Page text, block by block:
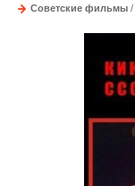
Советские фильмы /